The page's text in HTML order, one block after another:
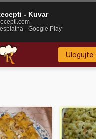
Ulogujte
- Kuvar
- Google Play